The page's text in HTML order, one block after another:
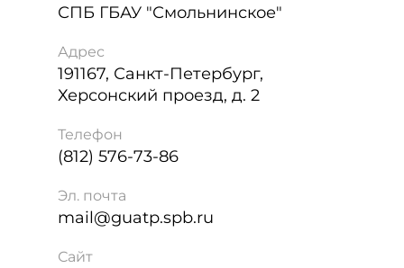
СПБ ГБАУ "Смольнинское"
Адрес
191167, Санкт-Петербург,
Херсонский проезд, д. 2
Телефон
(812) 576-73-86
Эл. почта
mail@guatp.spb.ru
Сайт